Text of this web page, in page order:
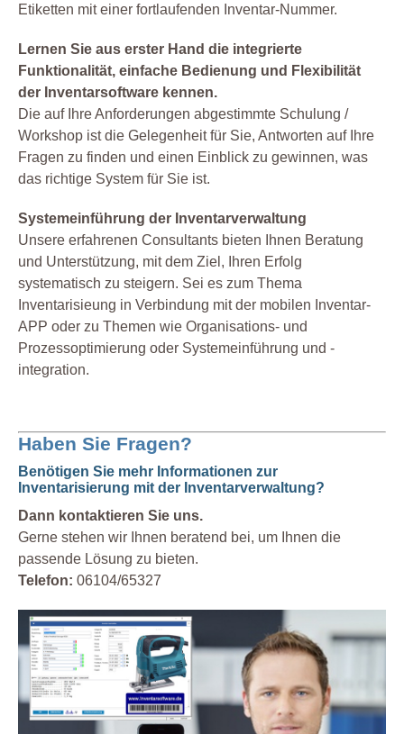
Etiketten mit einer fortlaufenden Inventar-Nummer.
Lernen Sie aus erster Hand die integrierte
Funktionalität, einfache Bedienung und Flexibilität
der Inventarsoftware kennen.
Die auf Ihre Anforderungen abgestimmte Schulung /
Workshop ist die Gelegenheit für Sie, Antworten auf Ihre
Fragen zu finden und einen Einblick zu gewinnen, was
das richtige System für Sie ist.
Systemeinführung der Inventarverwaltung
Unsere erfahrenen Consultants bieten Ihnen Beratung
und Unterstützung, mit dem Ziel, Ihren Erfolg
systematisch zu steigern. Sei es zum Thema
Inventarisieung in Verbindung mit der mobilen Inventar-
APP oder zu Themen wie Organisations- und
Prozessoptimierung oder Systemeinführung und -
integration.
Haben Sie Fragen?
Benötigen Sie mehr Informationen zur
Inventarisierung mit der Inventarverwaltung?
Dann kontaktieren Sie uns.
Gerne stehen wir Ihnen beratend bei, um Ihnen die
passende Lösung zu bieten.
Telefon: 06104/65327